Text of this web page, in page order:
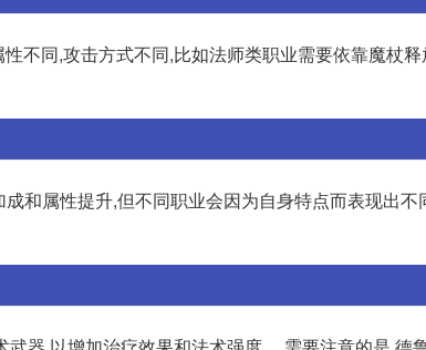
不同,攻击方式不同,比如法师类职业需要依靠魔杖
和属性提升,但不同职业会因为自身特点而表现出